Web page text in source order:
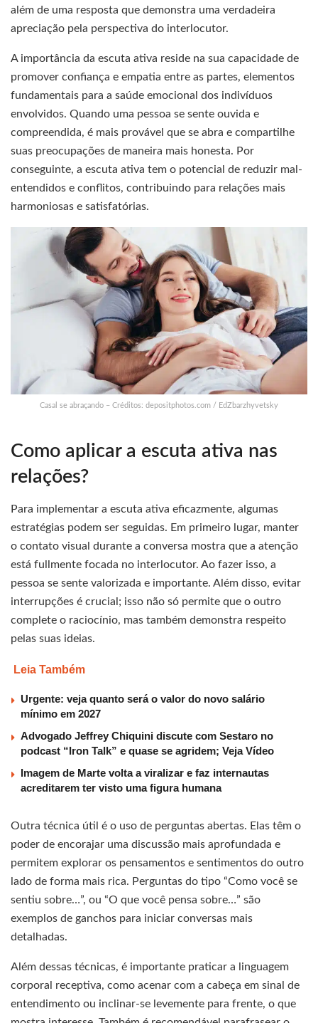
além de uma resposta que demonstra uma verdadeira
apreciação pela perspectiva do interlocutor.
A importância da escuta ativa reside na sua capacidade de
promover confiança e empatia entre as partes, elementos
fundamentais para a saúde emocional dos indivíduos
envolvidos. Quando uma pessoa se sente ouvida e
compreendida, é mais provável que se abra e compartilhe
suas preocupações de maneira mais honesta. Por
conseguinte, a escuta ativa tem o potencial de reduzir mal-
entendidos e conflitos, contribuindo para relações mais
harmoniosas e satisfatórias.
Casal se abraçando – Créditos: depositphotos.com / EdZbarzhyvetsky
Como aplicar a escuta ativa nas
relações?
Para implementar a escuta ativa eficazmente, algumas
estratégias podem ser seguidas. Em primeiro lugar, manter
o contato visual durante a conversa mostra que a atenção
está fullmente focada no interlocutor. Ao fazer isso, a
pessoa se sente valorizada e importante. Além disso, evitar
interrupções é crucial; isso não só permite que o outro
complete o raciocínio, mas também demonstra respeito
pelas suas ideias.
Leia Também
Urgente: veja quanto será o valor do novo salário
mínimo em 2027
Advogado Jeffrey Chiquini discute com Sestaro no
podcast “Iron Talk” e quase se agridem; Veja Vídeo
Imagem de Marte volta a viralizar e faz internautas
acreditarem ter visto uma figura humana
Outra técnica útil é o uso de perguntas abertas. Elas têm o
poder de encorajar uma discussão mais aprofundada e
permitem explorar os pensamentos e sentimentos do outro
lado de forma mais rica. Perguntas do tipo “Como você se
sentiu sobre…”, ou “O que você pensa sobre…” são
exemplos de ganchos para iniciar conversas mais
detalhadas.
Além dessas técnicas, é importante praticar a linguagem
corporal receptiva, como acenar com a cabeça em sinal de
entendimento ou inclinar-se levemente para frente, o que